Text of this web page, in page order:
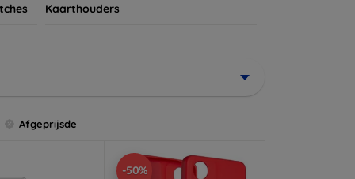
Kaarthouders
Afgeprijsde
-50%